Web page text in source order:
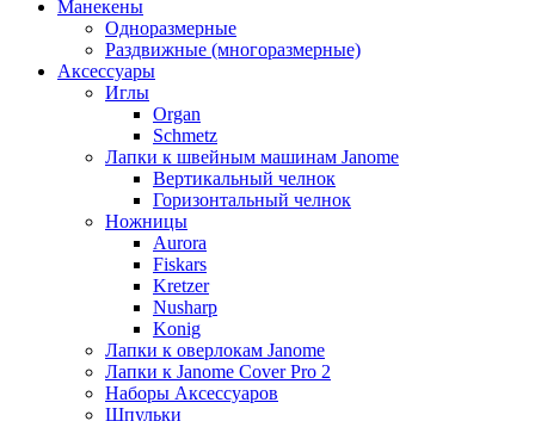
Манекены
Одноразмерные
Раздвижные (многоразмерные)
Аксессуары
Иглы
Organ
Schmetz
Лапки к швейным машинам Janome
Вертикальный челнок
Горизонтальный челнок
Ножницы
Aurora
Fiskars
Kretzer
Nusharp
Konig
Лапки к оверлокам Janome
Лапки к Janome Cover Pro 2
Наборы Аксессуаров
Шпульки